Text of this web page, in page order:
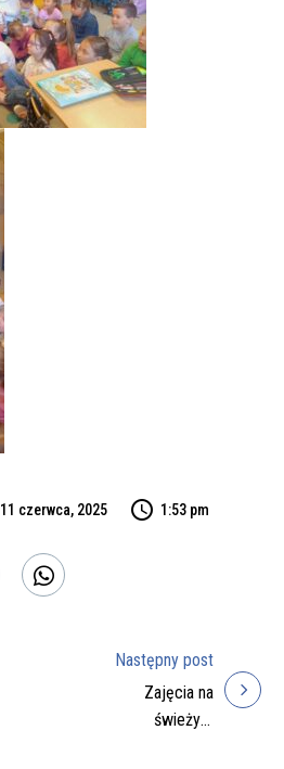
11 czerwca, 2025 1:53 pm
Następny post
Zajęcia na
świeżym